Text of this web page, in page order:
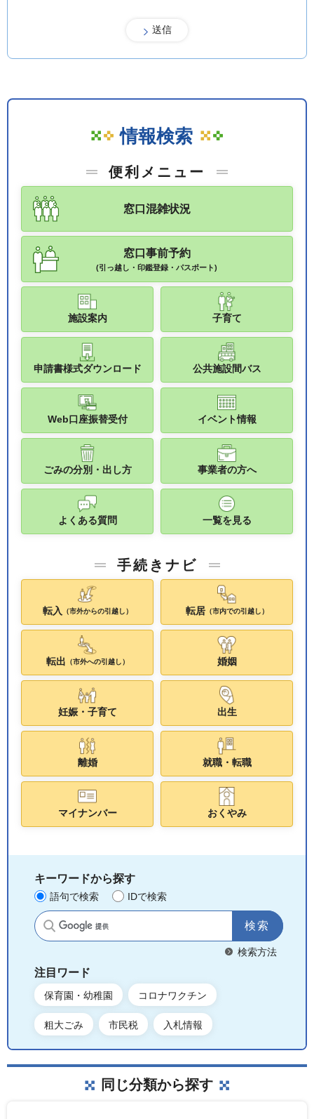
情報検索
便利メニュー
窓口混雑状況
窓口事前予約
(引っ越し・印鑑登録・パスポート)
施設案内 子育て
申請書様式ダウンロード 公共施設間バス
Web口座振替受付 イベント情報
ごみの分別・出し方 事業者の方へ
よくある質問 一覧を見る
手続きナビ
転入 （市外からの引越し） 転居（市内での引越し）
転出 （市外への引越し） 婚姻
妊娠・子育て 出生
離婚 就職・転職
マイナンバー おくやみ
キーワードから探す
語句で検索 IDで検索
サイト内検索
検索方法
注目ワード
保育園・幼稚園 コロナワクチン
粗大ごみ 市民税 入札情報
同じ分類から探す